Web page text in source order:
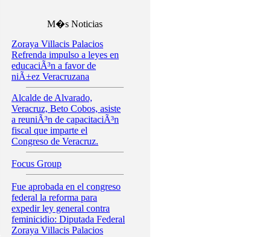
M�s Noticias
Zoraya Villacis Palacios
Refrenda impulso a leyes en
educaciÃ³n a favor de
niÃ±ez Veracruzana
Alcalde de Alvarado,
Veracruz, Beto Cobos, asiste
a reuniÃ³n de capacitaciÃ³n
fiscal que imparte el
Congreso de Veracruz.
Focus Group
Fue aprobada en el congreso
federal la reforma para
expedir ley general contra
feminicidio: Diputada Federal
Zoraya Villacis Palacios